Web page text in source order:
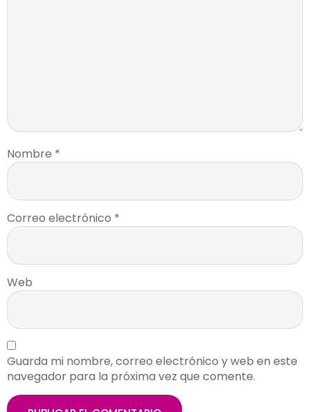
Nombre *
Correo electrónico *
Web
Guarda mi nombre, correo electrónico y web en este
navegador para la próxima vez que comente.